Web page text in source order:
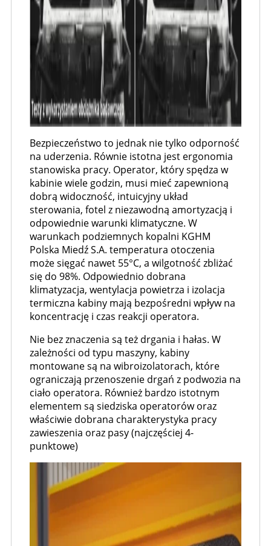
Bezpieczeństwo to jednak nie tylko odporność
na uderzenia. Równie istotna jest ergonomia
stanowiska pracy. Operator, który spędza w
kabinie wiele godzin, musi mieć zapewnioną
dobrą widoczność, intuicyjny układ
sterowania, fotel z niezawodną amortyzacją i
odpowiednie warunki klimatyczne. W
warunkach podziemnych kopalni KGHM
Polska Miedź S.A. temperatura otoczenia
może sięgać nawet 55°C, a wilgotność zbliżać
się do 98%. Odpowiednio dobrana
klimatyzacja, wentylacja powietrza i izolacja
termiczna kabiny mają bezpośredni wpływ na
koncentrację i czas reakcji operatora.
Nie bez znaczenia są też drgania i hałas. W
zależności od typu maszyny, kabiny
montowane są na wibroizolatorach, które
ograniczają przenoszenie drgań z podwozia na
ciało operatora. Również bardzo istotnym
elementem są siedziska operatorów oraz
właściwie dobrana charakterystyka pracy
zawieszenia oraz pasy (najczęściej 4-
punktowe)